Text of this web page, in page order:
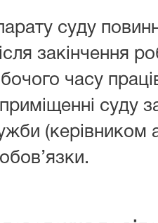
суду
закінчення
часу
суду
(керівником